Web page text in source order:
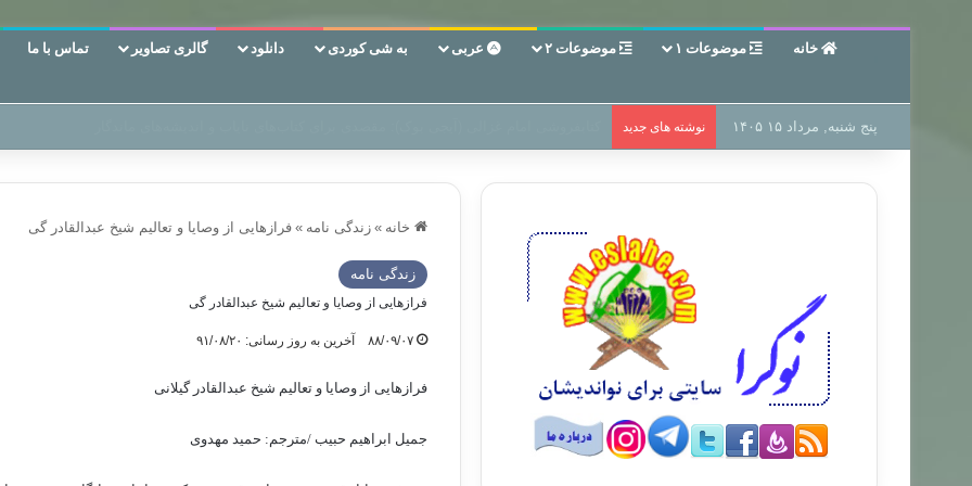
خانه موضوعات ۱ موضوعات ۲ عربی به شی کوردی دانلود گالری تصاویر تماس با ما
پنج شنبه, مرداد ۱۵ ۱۴۰۵ نوشته های جدید
خانه » زندگی نامه » فرازهایی از وصایا و تعالیم شیخ عبدالقادر گی
زندگی نامه
فرازهایی از وصایا و تعالیم شیخ عبدالقادر گی
۸۸/۰۹/۰۷ آخرین به روز رسانی: ۹۱/۰۸/۲۰
فرازهایی از وصایا و تعالیم شیخ عبدالقادر گیلانی
جمیل ابراهیم حبیب /مترجم: حمید مهدوی